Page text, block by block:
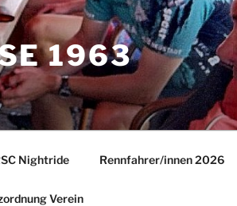
1963
Nightride Rennfahrer/innen 2026
Verein